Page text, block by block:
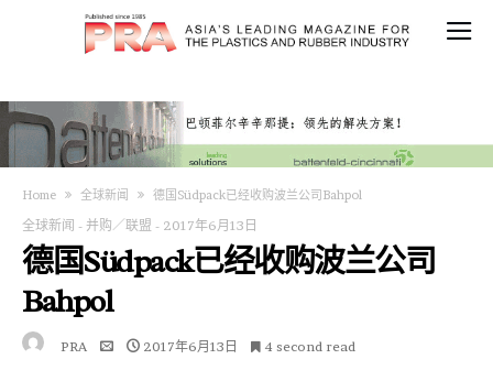
Home 全球新闻 德国Südpack已经收购波兰公司Bahpol​
全球新闻 - 并购／联盟 - 2017年6月13日
德国Südpack已经收购波兰公司
Bahpol​
PRA 2017年6月13日 4 second read